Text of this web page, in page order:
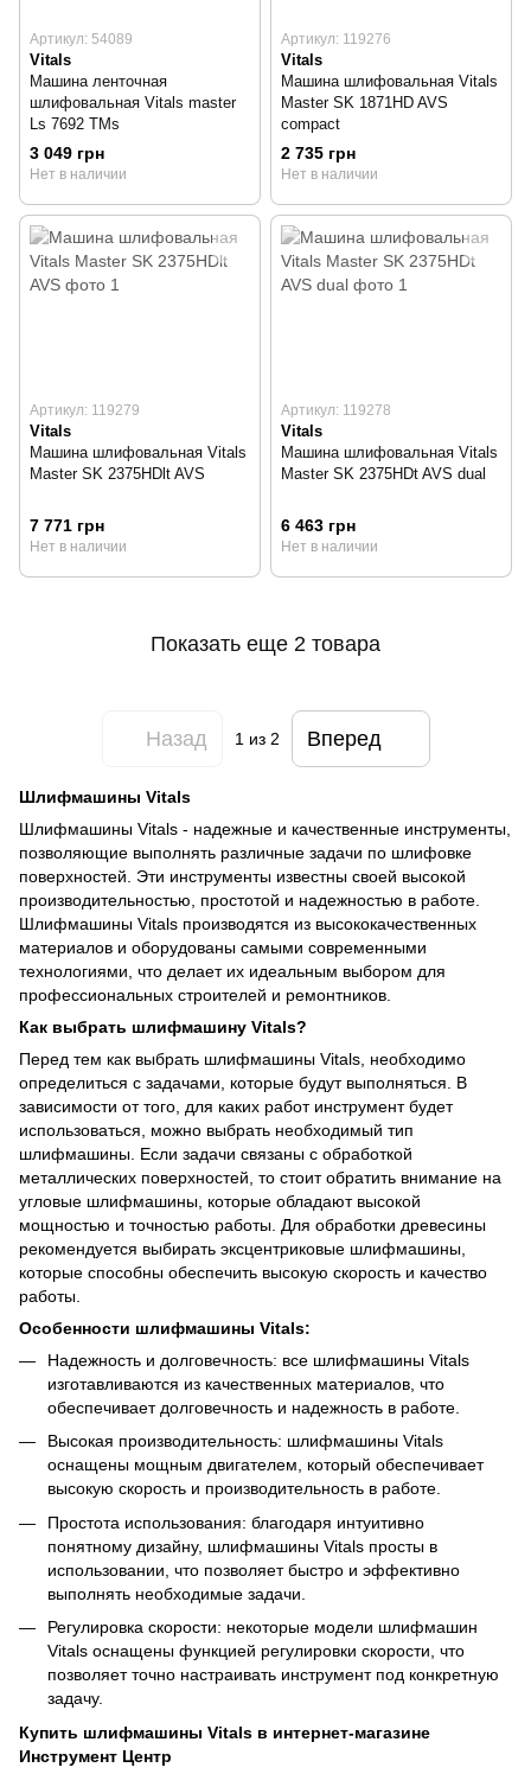
Артикул: 54089
Vitals
Машина ленточная
шлифовальная Vitals master
Ls 7692 TMs
3 049 грн
Нет в наличии
Артикул: 119276
Vitals
Машина шлифовальная Vitals
Master SK 1871HD AVS
compact
2 735 грн
Нет в наличии
Артикул: 119279
Vitals
Машина шлифовальная Vitals
Master SK 2375HDlt AVS
7 771 грн
Нет в наличии
Артикул: 119278
Vitals
Машина шлифовальная Vitals
Master SK 2375HDt AVS dual
6 463 грн
Нет в наличии
Показать еще 2 товара
Назад 1 из 2 Вперед
Шлифмашины Vitals
Шлифмашины Vitals - надежные и качественные инструменты,
позволяющие выполнять различные задачи по шлифовке
поверхностей. Эти инструменты известны своей высокой
производительностью, простотой и надежностью в работе.
Шлифмашины Vitals производятся из высококачественных
материалов и оборудованы самыми современными
технологиями, что делает их идеальным выбором для
профессиональных строителей и ремонтников.
Как выбрать шлифмашину Vitals?
Перед тем как выбрать шлифмашины Vitals, необходимо
определиться с задачами, которые будут выполняться. В
зависимости от того, для каких работ инструмент будет
использоваться, можно выбрать необходимый тип
шлифмашины. Если задачи связаны с обработкой
металлических поверхностей, то стоит обратить внимание на
угловые шлифмашины, которые обладают высокой
мощностью и точностью работы. Для обработки древесины
рекомендуется выбирать эксцентриковые шлифмашины,
которые способны обеспечить высокую скорость и качество
работы.
Особенности шлифмашины Vitals:
Надежность и долговечность: все шлифмашины Vitals
изготавливаются из качественных материалов, что
обеспечивает долговечность и надежность в работе.
Высокая производительность: шлифмашины Vitals
оснащены мощным двигателем, который обеспечивает
высокую скорость и производительность в работе.
Простота использования: благодаря интуитивно
понятному дизайну, шлифмашины Vitals просты в
использовании, что позволяет быстро и эффективно
выполнять необходимые задачи.
Регулировка скорости: некоторые модели шлифмашин
Vitals оснащены функцией регулировки скорости, что
позволяет точно настраивать инструмент под конкретную
задачу.
Купить шлифмашины Vitals в интернет-магазине
Инструмент Центр